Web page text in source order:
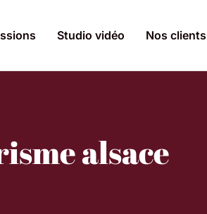
Studio vidéo Nos clients
alsace